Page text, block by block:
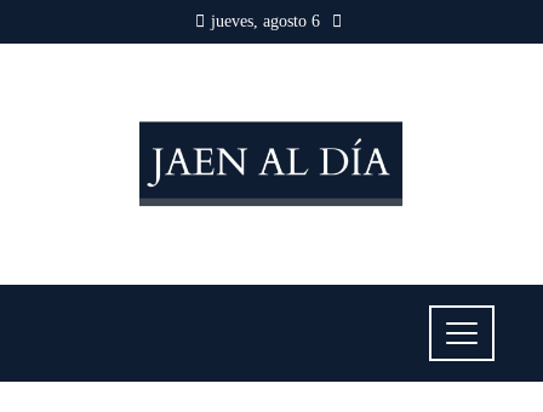
jueves, agosto 6